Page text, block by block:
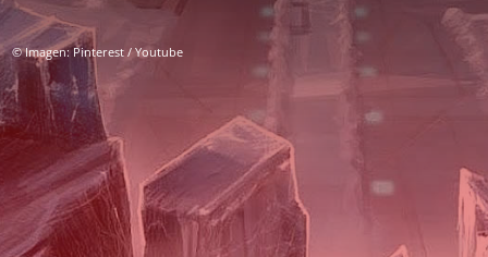
© Imagen: Pinterest / Youtube